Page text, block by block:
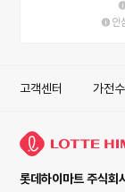
안
고객센터 가전
롯데하이마트 주식회